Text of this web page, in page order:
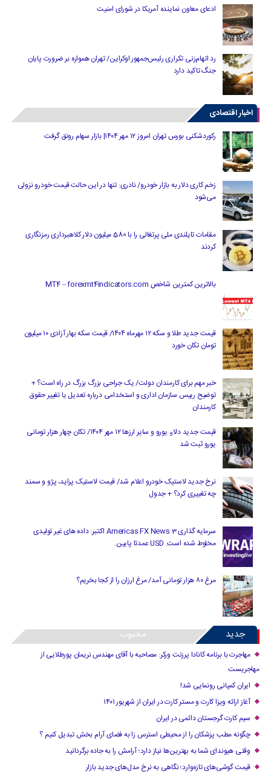
ادعای معاون نماینده آمریکا در شورای امنیت
رد اتهام‌زنی تکراری رئیس‌جمهور اوکراین/ تهران همواره بر ضرورت پایان
جنگ تاکید دارد
اخبار اقتصادی
رکوردشکنی بورس تهران امروز ۱۲ مهر ۱۴۰۴| بازار سهام رونق گرفت
زخم کاری دلار به بازار خودرو/ نادری: تنها در این حالت قیمت خودرو نزولی
می‌شود
مقامات تایلندی ملی پرتغالی را با 580 میلیون دلار کلاهبرداری رمزنگاری
کردند
بالاترین کمترین شاخص MT4 – forexmt4indicators.com
قیمت جدید طلا و سکه ۱۲ مهرماه ۱۴۰۴/ قیمت سکه بهار آزادی ۱۰ میلیون
تومان تکان خورد
خبر مهم برای کارمندان دولت/ یک جراحی بزرگ بزرگ در راه است؟ +
توضیح رییس سازمان اداری و استخدامی درباره تعدیل یا تغییر حقوق
کارمندان
قیمت جدید دلار، یورو و سایر ارزها ۱۲ مهر ۱۴۰۴/ تکان چهار هزار تومانی
یورو ثبت شد
نرخ جدید لاستیک خودرو اعلام شد/ قیمت لاستیک پراید، پژو و سمند
چه تغییری کرد؟ + جدول
سرمایه گذاری Americas FX News 3 اکتبر: داده های غیر تولیدی
مخلوط شده است. USD عمدتا پایین.
مرغ ۸۰ هزار تومانی آمد/ مرغ ارزان را از کجا بخریم؟
جدید محبوب
مهاجرت با برنامه کانادا پرزنت ورکر: مصاحبه با آقای مهندس نریمان پورطلایی از
مهاجریست
ایران کمپانی رونمایی شد!
آغاز ارائه ویزا کارت و مستر کارت در ایران از شهریور ۱۴۰۱
سیم کارت گرجستان دائمی در ایران
چگونه مطب پزشکان را از محیطی استرس زا به فضای آرام بخش تبدیل کنیم ؟
وقتی هیوندای شما به بهترین‌ها نیاز دارد؛ آرامش را به جاده برگردانید
قیمت گوشی‌های تازه‌وارد؛ نگاهی به نرخ مدل‌های جدید بازار